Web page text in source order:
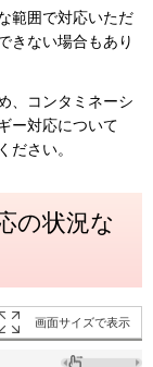
範囲で対応いただ
きない場合もあり
、コンタミネーシ
ー対応について
ださい。
の状況な
画面サイズで表示